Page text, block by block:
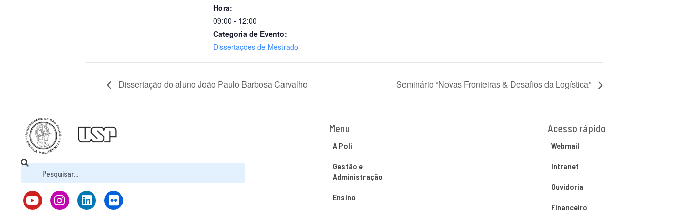
Hora:
09:00 - 12:00
Categoria de Evento:
Dissertações de Mestrado
Dissertação do aluno João Paulo Barbosa Carvalho Seminário “Novas Fronteiras & Desafios da Logística”
Menu
A Poli
Gestão e
Administração
Ensino
Acesso rápido
Webmail
Intranet
Ouvidoria
Financeiro